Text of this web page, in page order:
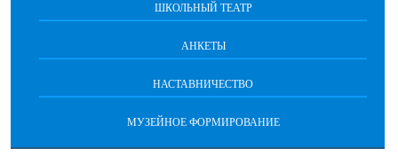
ШКОЛЬНЫЙ ТЕАТР
АНКЕТЫ
НАСТАВНИЧЕСТВО
МУЗЕЙНОЕ ФОРМИРОВАНИЕ